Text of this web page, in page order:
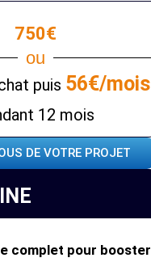
750€
ou
puis 56€/mois
12 mois
DE VOTRE PROJET
complet pour booster